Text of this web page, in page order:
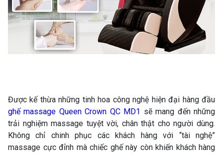
Được kế thừa những tinh hoa công nghệ hiện đại hàng đầu
ghế massage Queen Crown QC MD1 sẽ mang đến những
trải nghiệm massage tuyệt vời, chân thật cho người dùng.
Không chỉ chinh phục các khách hàng với “tài nghệ”
massage cực đỉnh mà chiếc ghế này còn khiến khách hàng